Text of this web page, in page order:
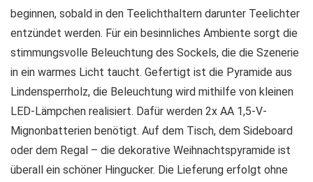
beginnen, sobald in den Teelichthaltern darunter Teelichter
entzündet werden. Für ein besinnliches Ambiente sorgt die
stimmungsvolle Beleuchtung des Sockels, die die Szenerie
in ein warmes Licht taucht. Gefertigt ist die Pyramide aus
Lindensperrholz, die Beleuchtung wird mithilfe von kleinen
LED-Lämpchen realisiert. Dafür werden 2x AA 1,5-V-
Mignonbatterien benötigt. Auf dem Tisch, dem Sideboard
oder dem Regal – die dekorative Weihnachtspyramide ist
überall ein schöner Hingucker. Die Lieferung erfolgt ohne